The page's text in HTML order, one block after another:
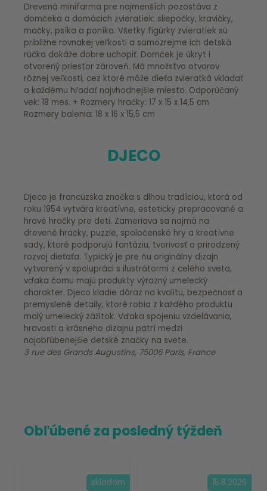
Drevená minifarma pre najmenších pozostáva z
domčeka a domácich zvieratiek: sliepočky, kravičky,
mačky, psíka a poníka. Všetky figúrky zvieratiek sú
približne rovnakej veľkosti a samozrejme ich detská
rúčka dokáže dobre uchopiť. Domček je úkryt i
otvorený priestor zároveň. Má množstvo otvorov
rôznej veľkosti, cez ktoré môže dieťa zvieratká vkladať
a každému hľadať najvhodnejšie miesto. Odporúčaný
vek: 18 mes. + Rozmery hračky: 17 x 15 x 14,5 cm
Rozmery balenia: 18 x 16 x 15,5 cm
DJECO
Djeco je francúzska značka s dlhou tradíciou, ktorá od
roku 1954 vytvára kreatívne, esteticky prepracované a
hravé hračky pre deti. Zameriava sa najmä na
drevené hračky, puzzle, spoločenské hry a kreatívne
sady, ktoré podporujú fantáziu, tvorivosť a prirodzený
rozvoj dieťaťa. Typický je pre ňu originálny dizajn
vytvorený v spolupráci s ilustrátormi z celého sveta,
vďaka čomu majú produkty výrazný umelecký
charakter. Djeco kladie dôraz na kvalitu, bezpečnosť a
premyslené detaily, ktoré robia z každého produktu
malý umelecký zážitok. Vďaka spojeniu vzdelávania,
hravosti a krásneho dizajnu patrí medzi
najobľúbenejšie detské značky na svete.
3 rue des Grands Augustins, 75006 Paris, France
Obľúbené za posledný týždeň
skladom 15.8.2026